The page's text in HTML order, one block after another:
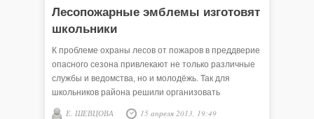
Лесопожарные эмблемы изготовят
школьники
К проблеме охраны лесов от пожаров в преддверие
опасного сезона привлекают не только различные
службы и ведомства, но и молодёжь. Так для
школьников района решили организовать
специальный конкурс …
Е. ШЕВЦОВА 15 апреля 2013, 19:49